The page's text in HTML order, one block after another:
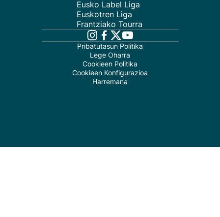
Eusko Label Liga
Euskotren Liga
Frantziako Tourra
Pribatutasun Politika
Lege Oharra
Cookieen Politika
Cookieen Konfigurazioa
Harremana